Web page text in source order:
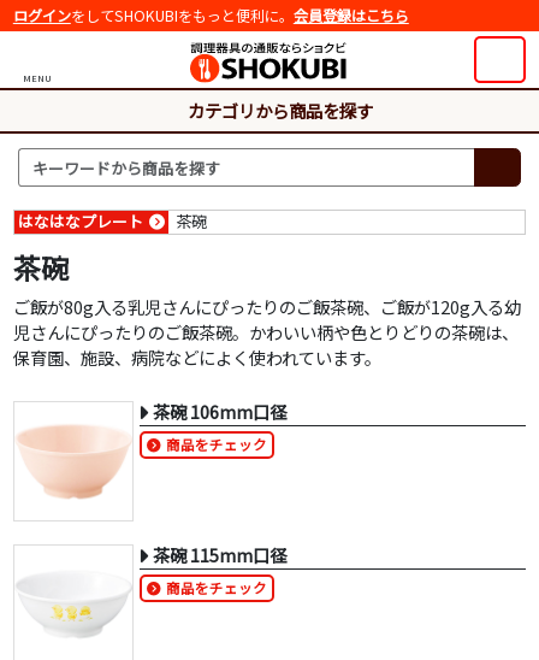
ログインをしてSHOKUBIをもっと便利に。 会員登録はこちら
MENU
カテゴリから商品を探す
はなはなプレート 茶碗
茶碗
ご飯が80g入る乳児さんにぴったりのご飯茶碗、ご飯が120g入る幼
児さんにぴったりのご飯茶碗。かわいい柄や色とりどりの茶碗は、
保育園、施設、病院などによく使われています。
茶碗 106mm口径
商品をチェック
茶碗 115mm口径
商品をチェック